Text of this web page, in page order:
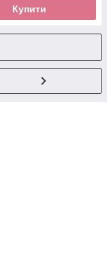
Купити